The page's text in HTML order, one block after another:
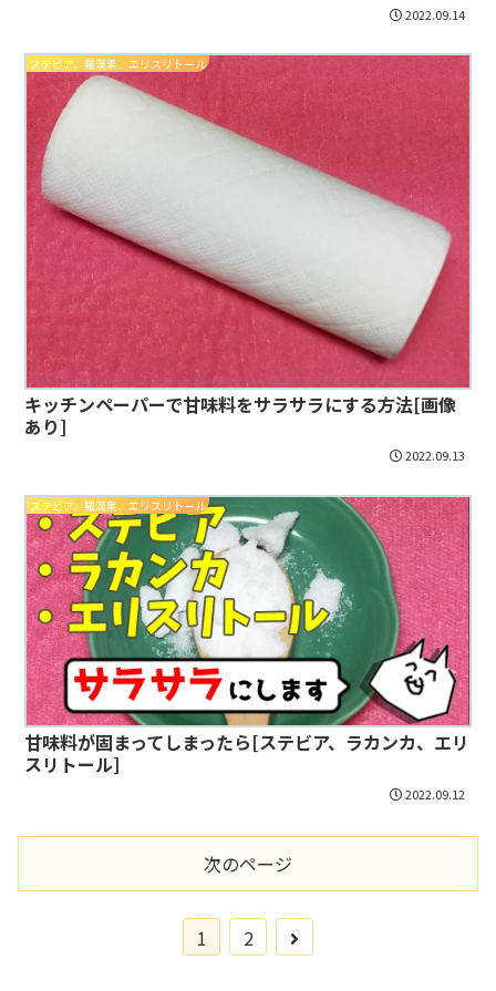
2022.09.14
ステビア、羅漢果、エリスリトール
キッチンペーパーで甘味料をサラサラにする方法[画像
あり]
2022.09.13
ステビア、羅漢果、エリスリトール
甘味料が固まってしまったら[ステビア、ラカンカ、エリ
スリトール]
2022.09.12
次のページ
1 2